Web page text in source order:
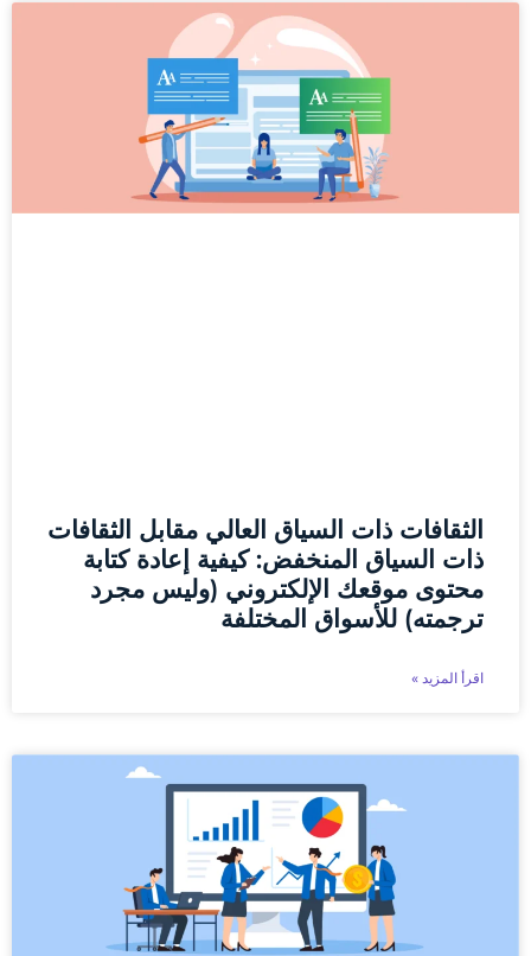
الثقافات ذات السياق العالي مقابل الثقافات
ذات السياق المنخفض: كيفية إعادة كتابة
محتوى موقعك الإلكتروني (وليس مجرد
ترجمته) للأسواق المختلفة
اقرأ المزيد »